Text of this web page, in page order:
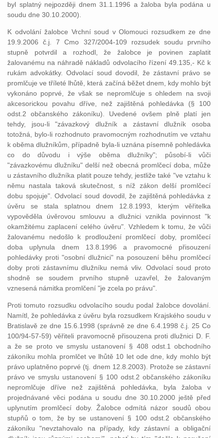
byl splatný nejpozději dnem 31.1.1996 a žaloba byla podána u
soudu dne 30.10.2000).
K odvolání žalobce Vrchní soud v Olomouci rozsudkem ze dne
19.9.2006 č.j. 7 Cmo 327/2004-109 rozsudek soudu prvního
stupně potvrdil a rozhodl, že žalobce je povinen zaplatit
žalovanému na náhradě nákladů odvolacího řízení 49.135,- Kč k
rukám advokátky. Odvolací soud dovodil, že zástavní právo se
promlčuje ve tříleté lhůtě, která začíná běžet dnem, kdy mohlo být
vykonáno poprvé, že však se nepromlčuje s ohledem na svoji
akcesorickou povahu dříve, než zajištěná pohledávka (§ 100
odst.2 občanského zákoníku). Uvedené ovšem plně platí jen
tehdy, jsou-li "závazkový dlužník a zástavní dlužník osoba
totožná, bylo-li rozhodnuto pravomocným rozhodnutím ve vztahu
k oběma dlužníkům, případně byla-li uznána písemně pohledávka
co do důvodu i výše oběma dlužníky"; působí-li vůči
"závazkovému dlužníku" delší než obecná promlčecí doba, může
u zástavního dlužníka platit pouze tehdy, jestliže také "ve vztahu k
němu nastala taková skutečnost, s níž zákon delší promlčecí
dobu spojuje". Odvolací soud dovodil, že zajištěná pohledávka z
úvěru se stala splatnou dnem 12.8.1993, kterým věřitelka
vypověděla úvěrovou smlouvu a dlužnici vznikla povinnost "k
okamžitému zaplacení celého úvěru". Vzhledem k tomu, že vůči
žalovanému nedošlo k prodloužení promlčecí doby, promlčecí
doba uplynula dnem 13.8.1996 a pravomocné přisouzení
pohledávky proti "osobní dlužnici" na posouzení běhu promlčecí
doby proti zástavnímu dlužníku nemá vliv. Odvolací soud proto
shodně se soudem prvního stupně uzavřel, že žalovaným
vznesená námitka promlčení "je zcela po právu".
Proti tomuto rozsudku odvolacího soudu podal žalobce dovolání.
Namítl, že pohledávka z úvěru byla rozsudkem Krajského soudu v
Bratislavě ze dne 15.6.1998 (správně ze dne 6.4.1998 č.j. 25 Co
100/94-57-59) věřiteli pravomocně přisouzena proti dlužnici D. F.
a že se proto ve smyslu ustanovení § 408 odst.1 obchodního
zákoníku mohla promlčet ve lhůtě 10 let ode dne, kdy mohlo být
právo uplatněno poprvé (tj. dnem 12.8.2003). Protože se zástavní
právo ve smyslu ustanovení § 100 odst.2 občanského zákoníku
nepromlčuje dříve než zajištěná pohledávka, byla žaloba v
projednávané věci podána u soudu dne 30.10.2000 ještě před
uplynutím promlčecí doby. Žalobce odmítá názor soudů obou
stupňů o tom, že by se ustanovení § 100 odst.2 občanského
zákoníku "nevztahovalo na případy, kdy zástavní a obligační